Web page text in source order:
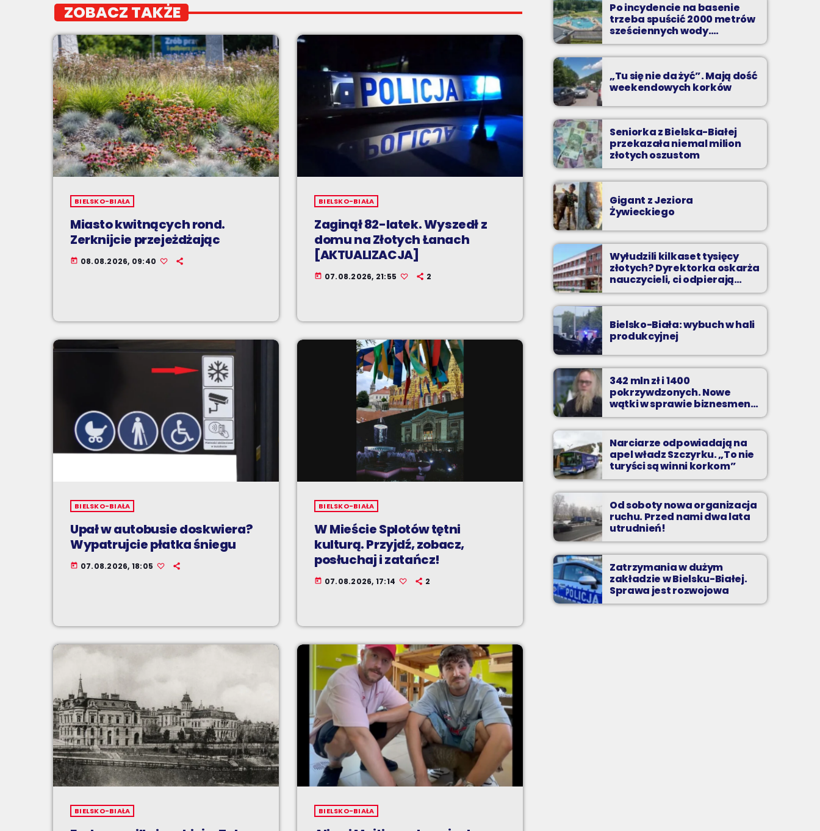
ZOBACZ TAKŻE
BIELSKO-BIAŁA
Miasto kwitnących rond.
Zerknijcie przejeżdżając
today 08.08.2026, 09:40
BIELSKO-BIAŁA
Zaginął 82-latek. Wyszedł z
domu na Złotych Łanach
[AKTUALIZACJA]
today 07.08.2026, 21:55 2
BIELSKO-BIAŁA
Upał w autobusie doskwiera?
Wypatrujcie płatka śniegu
today 07.08.2026, 18:05
BIELSKO-BIAŁA
W Mieście Splotów tętni
kulturą. Przyjdź, zobacz,
posłuchaj i zatańcz!
today 07.08.2026, 17:14 2
BIELSKO-BIAŁA BIELSKO-BIAŁA
Z Kina Wzięte to audycja w której film
występuje roli głównej.
Po incydencie na basenie
trzeba spuścić 2000 metrów
sześciennych wody.
„Ogromne koszty i ogromna
praca”
„Tu się nie da żyć”. Mają dość
weekendowych korków
Seniorka z Bielska-Białej
przekazała niemal milion
złotych oszustom
Gigant z Jeziora
Żywieckiego
Wyłudzili kilkaset tysięcy
złotych? Dyrektorka oskarża
nauczycieli, ci odpierają
zarzuty
Bielsko-Biała: wybuch w hali
produkcyjnej
342 mln zł i 1400
pokrzywdzonych. Nowe
wątki w sprawie biznesmena
z Bielska-Białej
Narciarze odpowiadają na
apel władz Szczyrku. „To nie
turyści są winni korkom”
Od soboty nowa organizacja
ruchu. Przed nami dwa lata
utrudnień!
Zatrzymania w dużym
zakładzie w Bielsku-Białej.
Sprawa jest rozwojowa